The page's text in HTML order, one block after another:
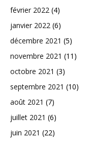
février 2022 (4)
janvier 2022 (6)
décembre 2021 (5)
novembre 2021 (11)
octobre 2021 (3)
septembre 2021 (10)
août 2021 (7)
juillet 2021 (6)
juin 2021 (22)